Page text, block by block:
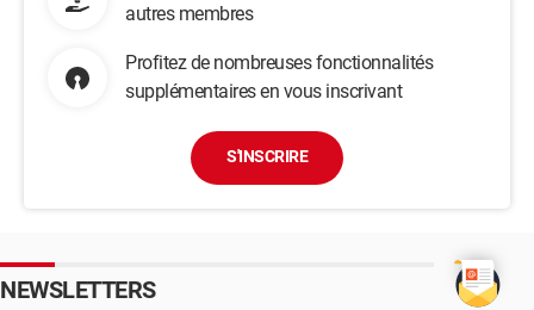
autres membres
Profitez de nombreuses fonctionnalités
supplémentaires en vous inscrivant
S'INSCRIRE
NEWSLETTERS